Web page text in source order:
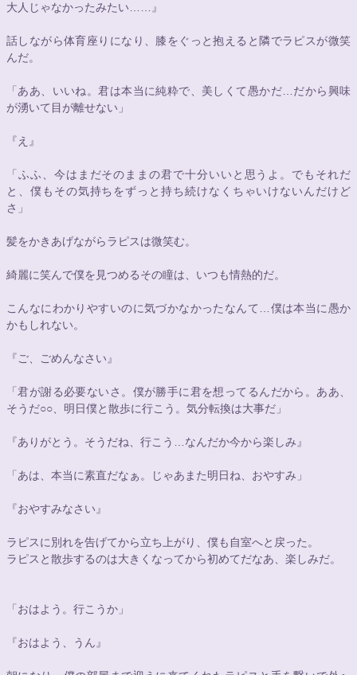
大人じゃなかったみたい……』
話しながら体育座りになり、膝をぐっと抱えると隣でラピスが微笑
んだ。
「ああ、いいね。君は本当に純粋で、美しくて愚かだ…だから興味
が湧いて目が離せない」
『え』
「ふふ、今はまだそのままの君で十分いいと思うよ。でもそれだ
と、僕もその気持ちをずっと持ち続けなくちゃいけないんだけど
さ」
髪をかきあげながらラピスは微笑む。
綺麗に笑んで僕を見つめるその瞳は、いつも情熱的だ。
こんなにわかりやすいのに気づかなかったなんて…僕は本当に愚か
かもしれない。
『ご、ごめんなさい』
「君が謝る必要ないさ。僕が勝手に君を想ってるんだから。ああ、
そうだ○○ 、明日僕と散歩に行こう。気分転換は大事だ」
『ありがとう。そうだね、行こう…なんだか今から楽しみ』
「あは、本当に素直だなぁ。じゃあまた明日ね、おやすみ」
『おやすみなさい』
ラピスに別れを告げてから立ち上がり、僕も自室へと戻った。
ラピスと散歩するのは大きくなってから初めてだなあ、楽しみだ。
「おはよう。行こうか」
『おはよう、うん』